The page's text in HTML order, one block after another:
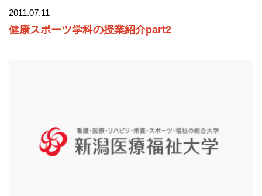
2011.07.11
健康スポーツ学科の授業紹介part2